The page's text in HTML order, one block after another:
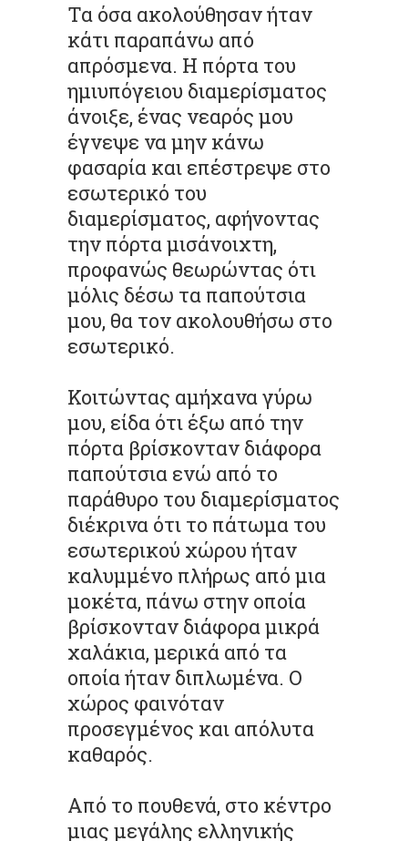
Τα όσα ακολούθησαν ήταν
κάτι παραπάνω από
απρόσμενα. Η πόρτα του
ημιυπόγειου διαμερίσματος
άνοιξε, ένας νεαρός μου
έγνεψε να μην κάνω
φασαρία και επέστρεψε στο
εσωτερικό του
διαμερίσματος, αφήνοντας
την πόρτα μισάνοιχτη,
προφανώς θεωρώντας ότι
μόλις δέσω τα παπούτσια
μου, θα τον ακολουθήσω στο
εσωτερικό.
Κοιτώντας αμήχανα γύρω
μου, είδα ότι έξω από την
πόρτα βρίσκονταν διάφορα
παπούτσια ενώ από το
παράθυρο του διαμερίσματος
διέκρινα ότι το πάτωμα του
εσωτερικού χώρου ήταν
καλυμμένο πλήρως από μια
μοκέτα, πάνω στην οποία
βρίσκονταν διάφορα μικρά
χαλάκια, μερικά από τα
οποία ήταν διπλωμένα. Ο
χώρος φαινόταν
προσεγμένος και απόλυτα
καθαρός.
Από το πουθενά, στο κέντρο
μιας μεγάλης ελληνικής